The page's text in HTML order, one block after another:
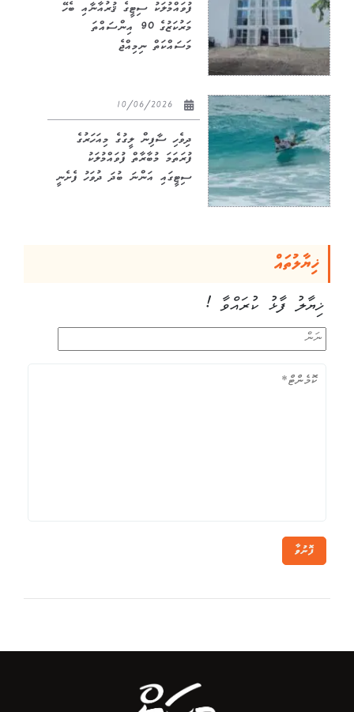
ފުވައްމުލަކު ސިޓީގެ ޤުރުއާނާއި ބެހޭ
މަރުކަޒުގެ 90 އިންސައްތަ
މަސައްކަތް ނިމިއްޖެ
ދިވެހި ސާފިން ލީގުގެ މިއަހަރުގެ
ފުރަތަމަ މުބާރާތް ފުވައްމުލަކު
ސިޓީގައި އަންނަ ބުދަ ދުވަހު ފެށެނީ
ޚިޔާލުތައް
ޚިޔާލު ފާޅު ކުރައްވާ !
ފޮނުވާ